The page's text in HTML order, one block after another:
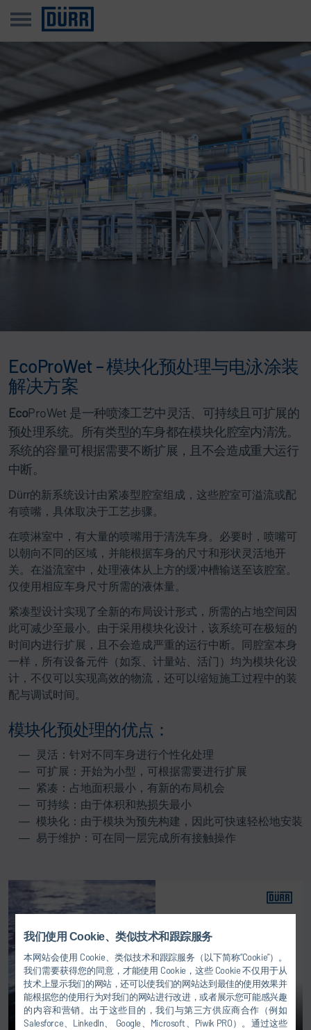
我们使用 Cookie、类似技术和跟踪服务
本网站会使用 Cookie、类似技术和跟踪服务（以下简称“Cookie”）。
我们需要获得您的同意，才能使用 Cookie，这些 Cookie 不仅用于从
技术上显示我们的网站，还可以使我们的网站达到最佳的使用效果并
能根据您的使用行为对我们的网站进行改进，或者展示您可能感兴趣
的内容和营销。出于这些目的，我们与第三方供应商合作（例如
Salesforce、LinkedIn、 Google、Microsoft、Piwik PRO）。通过这些
EcoProWet – 模块化预处理与电泳涂装
解决方案
EcoProWet 是一种喷漆工艺中灵活、可持续且可扩展的
预处理系统。所有类型的车身都在模块化腔室内清洗。
系统的容量可根据需要不断扩展，且不会造成重大运行
中断。
Dürr的新系统设计由紧凑型腔室组成，这些腔室可溢流或配
有喷嘴，具体取决于工艺步骤。
在喷淋室中，有大量的喷嘴用于清洗车身。必要时，喷嘴可
以朝向不同的区域，并能根据车身的尺寸和形状灵活地开
关。在溢流室中，处理液体从上方的缓冲槽输送至该腔室。
仅使用相应车身尺寸所需的液体量。
紧凑型设计实现了全新的布局设计形式，所需的占地空间因
此可减少至最小。由于采用模块化设计，该系统可在极短的
时间内进行扩展，且不会造成严重的运行中断。同腔室本身
一样，所有设备元件（如泵、计量站、活门）均为模块化设
计，不仅可以实现高效的物流，还可以缩短施工过程中的装
配与调试时间。
模块化预处理的优点：
灵活：针对不同车身进行个性化处理
可扩展：开始为小型，可根据需要进行扩展
紧凑：占地面积最小，有新的布局机会
可持续：由于体积和热损失最小
模块化：由于模块为预先构建，因此可快速轻松地安装
易于维护：可在同一层完成所有接触操作